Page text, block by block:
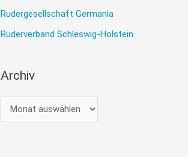
Rudergesellschaft Germania
Ruderverband Schleswig-Holstein
Archiv
r